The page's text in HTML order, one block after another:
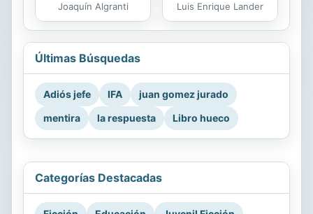
Joaquín Algranti Luis Enrique Lander
Últimas Búsquedas
Adiós jefe IFA
juan gomez jurado
mentira
la respuesta Libro hueco
Categorías Destacadas